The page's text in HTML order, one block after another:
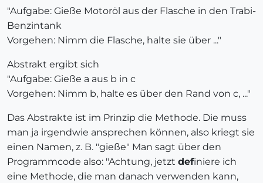
"Aufgabe: Gieße Motoröl aus der Flasche in den Trabi-
Benzintank
Vorgehen: Nimm die Flasche, halte sie über ..."
Abstrakt ergibt sich
"Aufgabe: Gieße a aus b in c
Vorgehen: Nimm b, halte es über den Rand von c, ..."
Das Abstrakte ist im Prinzip die Methode. Die muss
man ja irgendwie ansprechen können, also kriegt sie
einen Namen, z. B. "gieße" Man sagt über den
Programmcode also: "Achtung, jetzt definiere ich
eine Methode, die man danach verwenden kann,